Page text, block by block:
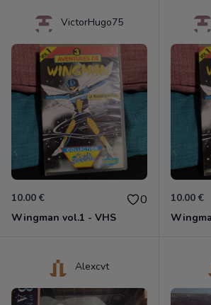
VictorHugo75
10.00 € 0
Wingman vol.1 - VHS
10.00 €
Alexcvt